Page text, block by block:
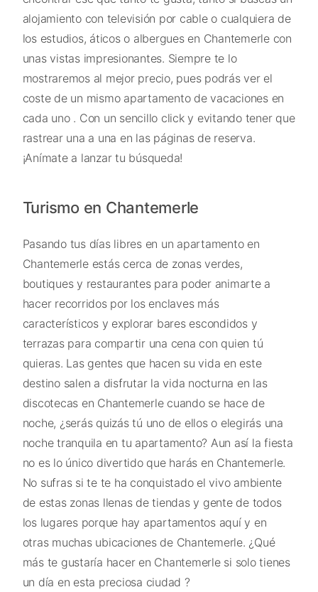
alojamiento con televisión por cable o cualquiera de
los estudios, áticos o albergues en Chantemerle con
unas vistas impresionantes. Siempre te lo
mostraremos al mejor precio, pues podrás ver el
coste de un mismo apartamento de vacaciones en
cada uno . Con un sencillo click y evitando tener que
rastrear una a una en las páginas de reserva.
¡Anímate a lanzar tu búsqueda!
Turismo en Chantemerle
Pasando tus días libres en un apartamento en
Chantemerle estás cerca de zonas verdes,
boutiques y restaurantes para poder animarte a
hacer recorridos por los enclaves más
característicos y explorar bares escondidos y
terrazas para compartir una cena con quien tú
quieras. Las gentes que hacen su vida en este
destino salen a disfrutar la vida nocturna en las
discotecas en Chantemerle cuando se hace de
noche, ¿serás quizás tú uno de ellos o elegirás una
noche tranquila en tu apartamento? Aun así la fiesta
no es lo único divertido que harás en Chantemerle.
No sufras si te te ha conquistado el vivo ambiente
de estas zonas llenas de tiendas y gente de todos
los lugares porque hay apartamentos aquí y en
otras muchas ubicaciones de Chantemerle. ¿Qué
más te gustaría hacer en Chantemerle si solo tienes
un día en esta preciosa ciudad ?